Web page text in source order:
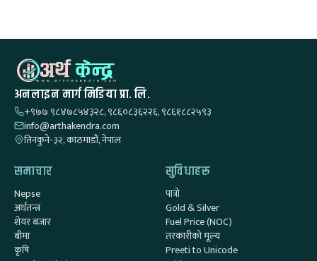
अनलाइन मार्ग मिडिया प्रा. लि.
+९७७ ९८४७८५४३२८, ९८६०८३६२२६, ९८६१८८२५९३
info@arthakendra.com
तिनकुने-३२, काठमाडौं, नेपाल
समाचार
Nepse
अर्थतन्त्र
शेयर बजार
बीमा
कृषि
सुविधाहरू
पात्रो
Gold & Silver
Fuel Price (NOC)
तरकारीको मूल्य
Preeti to Unicode